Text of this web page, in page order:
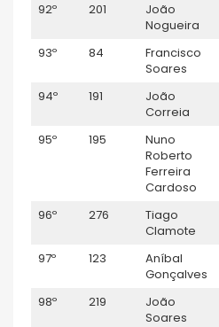
92º 201
João
Nogueira
93º 84
Francisco
Soares
94º 191
João
Correia
95º 195
Nuno
Roberto
Ferreira
Cardoso
96º 276
Tiago
Clamote
97º 123
Aníbal
Gonçalves
98º 219
João
Soares